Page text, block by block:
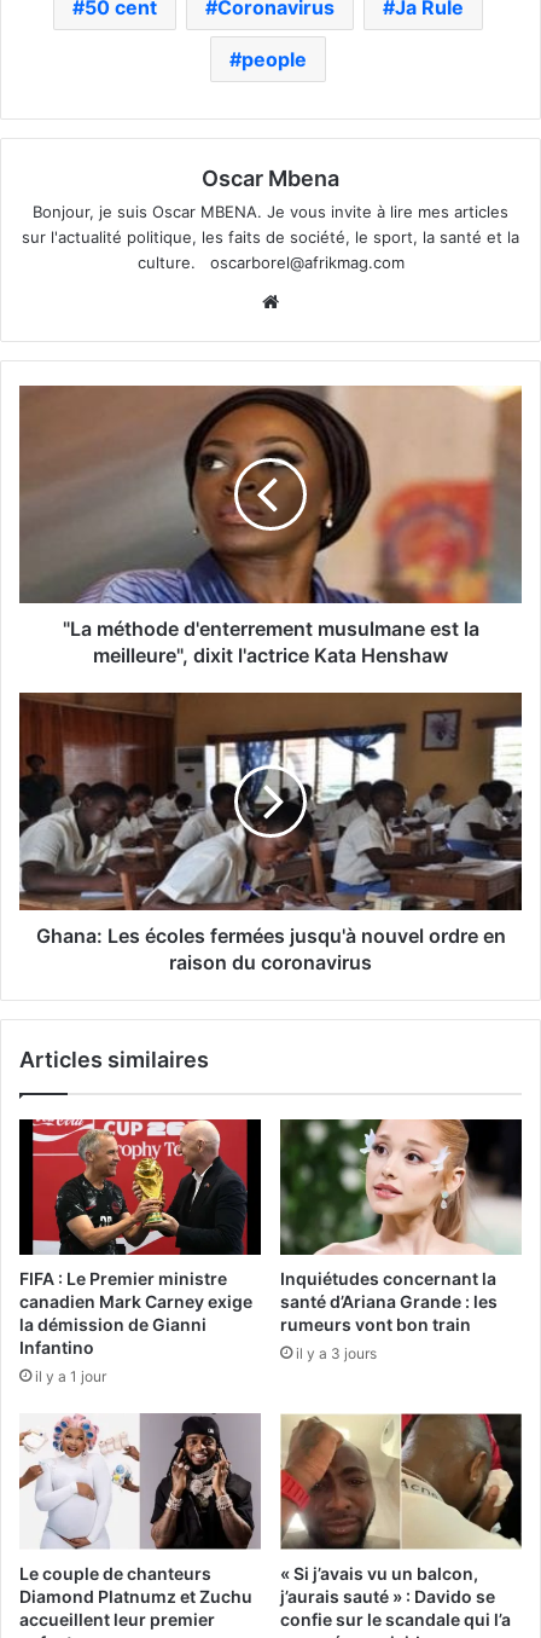
50 cent Coronavirus Ja Rule
people
Oscar Mbena
Bonjour, je suis Oscar MBENA. Je vous invite à lire mes articles
sur l'actualité politique, les faits de société, le sport, la santé et la
culture. oscarborel@afrikmag.com
"La méthode d'enterrement musulmane est la
meilleure", dixit l'actrice Kata Henshaw
Ghana: Les écoles fermées jusqu'à nouvel ordre en
raison du coronavirus
Articles similaires
FIFA : Le Premier ministre
canadien Mark Carney exige
la démission de Gianni
Infantino
il y a 1 jour
Inquiétudes concernant la
santé d’Ariana Grande : les
rumeurs vont bon train
il y a 3 jours
Le couple de chanteurs
Diamond Platnumz et Zuchu
accueillent leur premier
« Si j’avais vu un balcon,
j’aurais sauté » : Davido se
confie sur le scandale qui l’a